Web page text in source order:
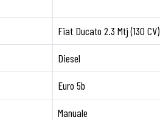
Fiat Ducato 2.3 Mtj (130 CV)
Diesel
Euro 5b
Manuale